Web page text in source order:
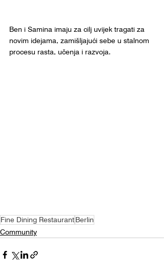
Ben i Samina imaju za cilj uvijek tragati za
novim idejama, zamišljajući sebe u stalnom
procesu rasta, učenja i razvoja.
Fine Dining RestaurantBerlin
Community